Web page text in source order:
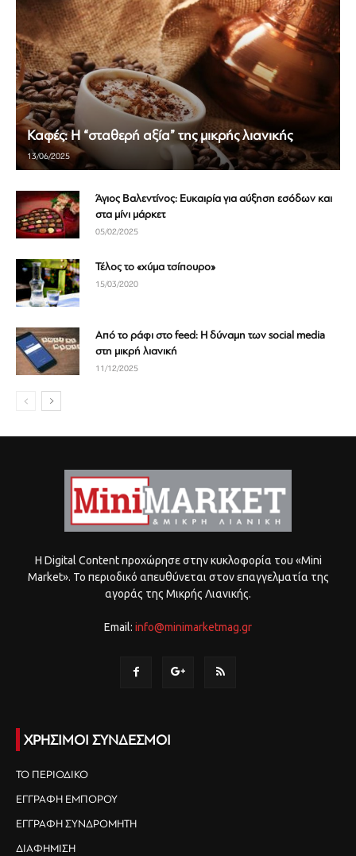
Καφές: Η “σταθερή αξία” της μικρής λιανικής
13/06/2025
Άγιος Βαλεντίνος: Ευκαιρία για αύξηση εσόδων και
στα μίνι μάρκετ
05/02/2025
Τέλος το «χύμα τσίπουρο»
15/03/2020
Από το ράφι στο feed: Η δύναμη των social media
στη μικρή λιανική
11/12/2025
Η Digital Content προχώρησε στην κυκλοφορία του «Mini
Market». Το περιοδικό απευθύνεται στον επαγγελματία της
αγοράς της Μικρής Λιανικής.
Email: info@minimarketmag.gr
ΧΡΗΣΙΜΟΙ ΣΥΝΔΕΣΜΟΙ
ΤΟ ΠΕΡΙΟΔΙΚΟ
ΕΓΓΡΑΦΗ ΕΜΠΟΡΟΥ
ΕΓΓΡΑΦΗ ΣΥΝΔΡΟΜΗΤΗ
ΔΙΑΦΗΜΙΣΗ